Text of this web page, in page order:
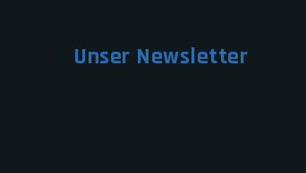
Unser Newsletter